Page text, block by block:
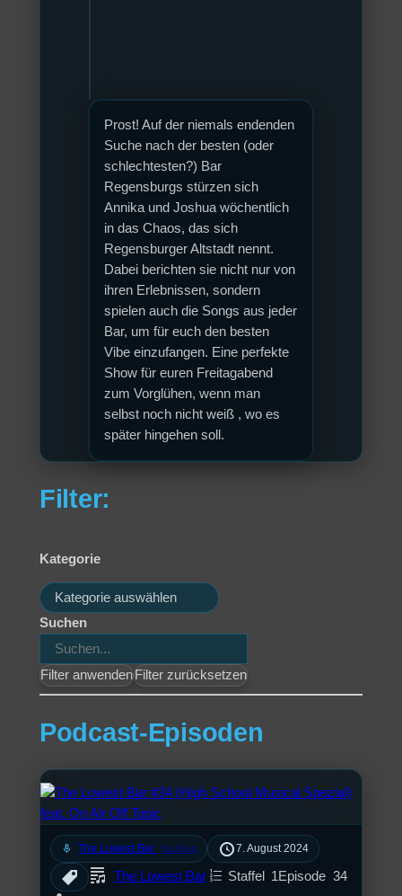
Prost! Auf der niemals endenden
Suche nach der besten (oder
schlechtesten?) Bar
Regensburgs stürzen sich
Annika und Joshua wöchentlich
in das Chaos, das sich
Regensburger Altstadt nennt.
Dabei berichten sie nicht nur von
ihren Erlebnissen, sondern
spielen auch die Songs aus jeder
Bar, um für euch den besten
Vibe einzufangen. Eine perfekte
Show für euren Freitagabend
zum Vorglühen, wenn man
selbst noch nicht weiß , wo es
später hingehen soll.
Filter:
Kategorie
Kategorien
Suchen
Filter anwenden Filter zurücksetzen
Podcast-Episoden
mic The Lowest Bar [S1/E34] 7. August 2024
The Lowest Bar Staffel 1Episode 34